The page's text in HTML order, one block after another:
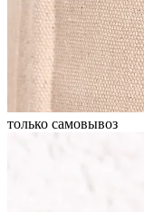
только самовывоз